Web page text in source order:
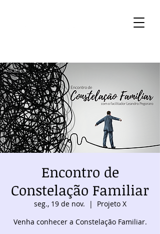
Encontro de
Constelação Familiar
seg., 19 de nov.
  |
Projeto X
Venha conhecer a Constelação Familiar.